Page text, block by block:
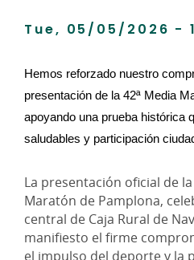
Tue, 05/05/2026 -
Hemos reforzado nuestro
presentación de la 42ª Media
apoyando una prueba histórica
saludables y participación
La presentación oficial de
Maratón de Pamplona,
central de Caja Rural de
manifiesto el firme
el impulso del deporte y la